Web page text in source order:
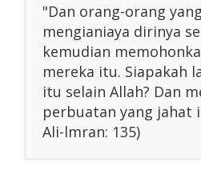
"Dan orang-orang
mengianiaya dirinya
kemudian
mereka itu. Siapakah
itu selain Allah? Dan
perbuatan yang jahat
Ali-lmran: 135)